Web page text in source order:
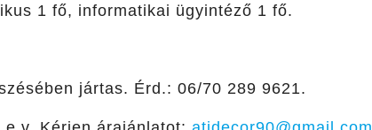
1 fő, informatikai ügyintéző 1 fő.
jártas. Érd.: 06/70 289 9621.